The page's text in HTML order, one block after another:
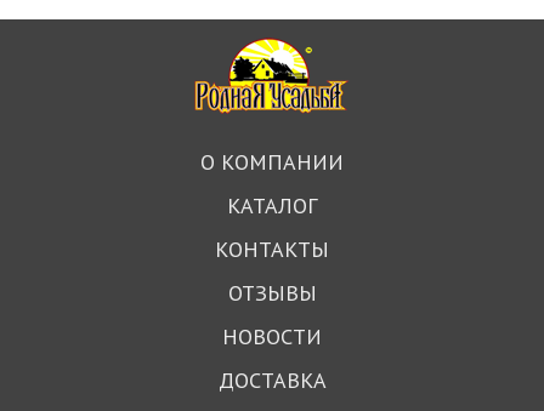
О КОМПАНИИ
КАТАЛОГ
КОНТАКТЫ
ОТЗЫВЫ
НОВОСТИ
ДОСТАВКА